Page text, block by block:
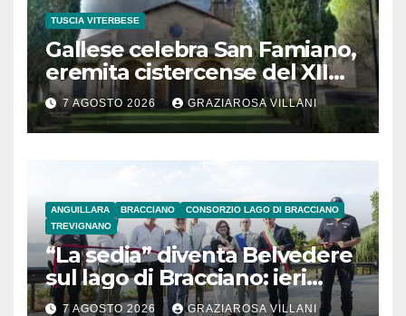
TUSCIA VITERBESE
Gallese celebra San Famiano,
eremita cistercense del XII
secolo
7 AGOSTO 2026 GRAZIAROSA VILLANI
ANGUILLARA BRACCIANO
CONSORZIO LAGO DI BRACCIANO
TREVIGNANO
“La sedia” diventa Belvedere
sul lago di Bracciano: ieri
l’inaugurazione
7 AGOSTO 2026 GRAZIAROSA VILLANI